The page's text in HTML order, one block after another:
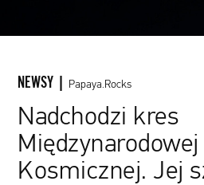
NEWSY | Papaya.Rocks
Nadchodzi kres
Kosmicznej. Jej
FACEBOOK